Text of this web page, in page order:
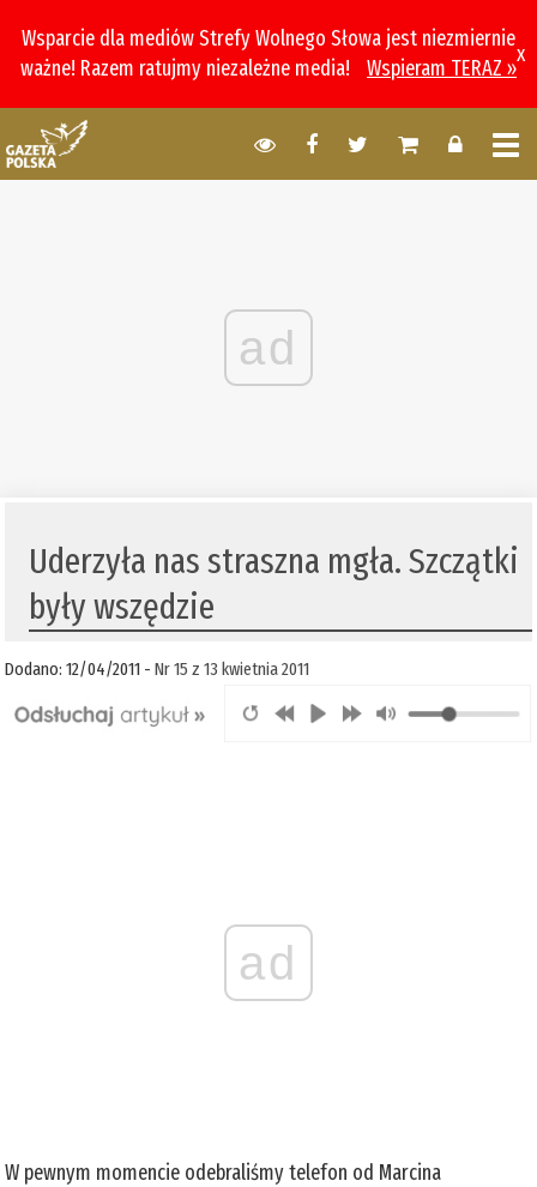
Wsparcie dla mediów Strefy Wolnego Słowa jest niezmiernie
ważne! Razem ratujmy niezależne media!
Wspieram TERAZ »
x
ad
Uderzyła nas straszna mgła. Szczątki
były wszędzie
Dodano: 12/04/2011 -Nr 15 z 13 kwietnia 2011
ad
W pewnym momencie odebraliśmy telefon od Marcina